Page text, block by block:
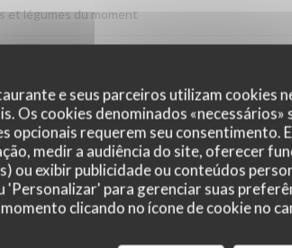
e seus parceiros utilizam cookies
Os cookies denominados
opcionais requerem seu consentimento.
medir a audiência do site, oferecer
ou exibir publicidade ou conteúdos
'Personalizar' para gerenciar suas
momento clicando no ícone de cookie no
et légumes du moment
entier (400g)
légumes du moment
et légumes du moment
gratinées